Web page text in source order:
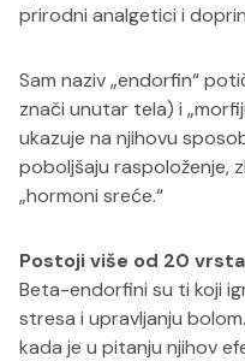
prirodni analgetici i
Sam naziv „endorfin“
znači unutar tela) i
ukazuje na njihovu
poboljšaju raspoloženje,
„hormoni sreće.“
Postoji više od 20
Beta-endorfini su ti koji
stresa i upravljanju
kada je u pitanju njihov